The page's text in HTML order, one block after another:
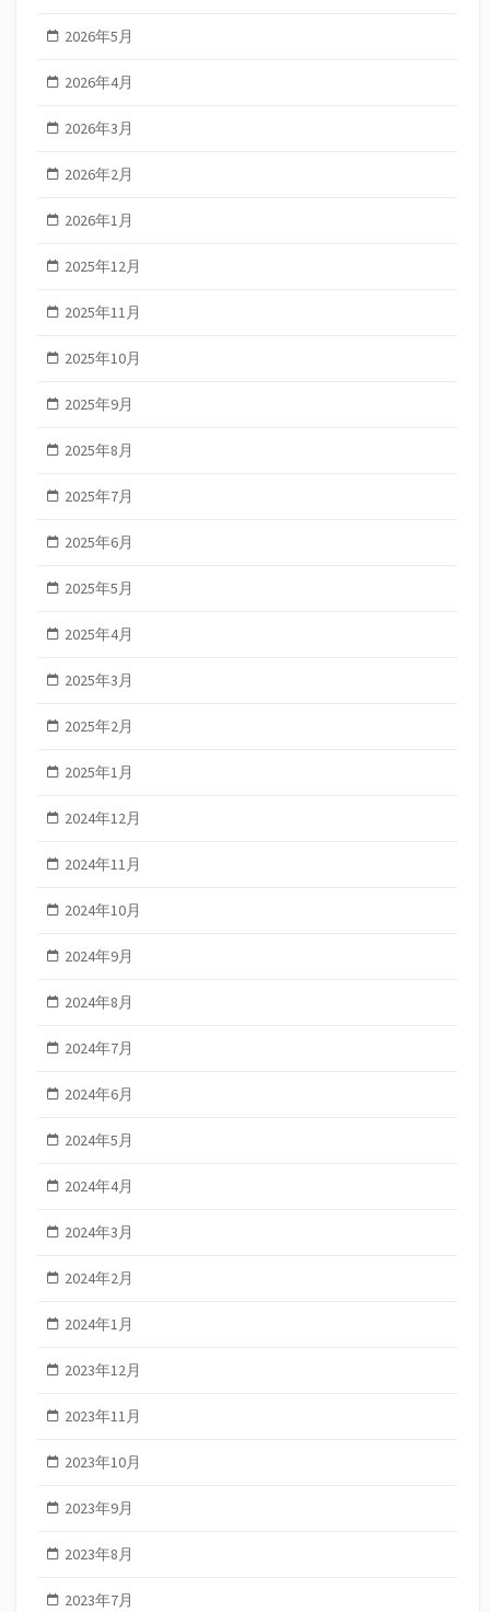
2026年5月
2026年4月
2026年3月
2026年2月
2026年1月
2025年12月
2025年11月
2025年10月
2025年9月
2025年8月
2025年7月
2025年6月
2025年5月
2025年4月
2025年3月
2025年2月
2025年1月
2024年12月
2024年11月
2024年10月
2024年9月
2024年8月
2024年7月
2024年6月
2024年5月
2024年4月
2024年3月
2024年2月
2024年1月
2023年12月
2023年11月
2023年10月
2023年9月
2023年8月
2023年7月